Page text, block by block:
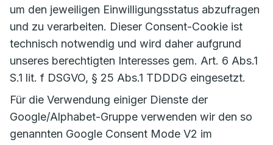
um den jeweiligen Einwilligungsstatus abzufragen
und zu verarbeiten. Dieser Consent-Cookie ist
technisch notwendig und wird daher aufgrund
unseres berechtigten Interesses gem. Art. 6 Abs.1
S.1 lit. f DSGVO, § 25 Abs.1 TDDDG eingesetzt.
Für die Verwendung einiger Dienste der
Google/Alphabet-Gruppe verwenden wir den so
genannten Google Consent Mode V2 im